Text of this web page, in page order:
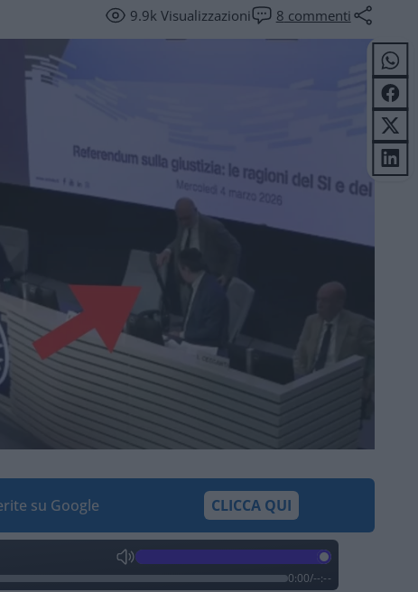
9.9kVisualizzazioni 8 commenti
su Google CLICCA QUI
0:00/--:--